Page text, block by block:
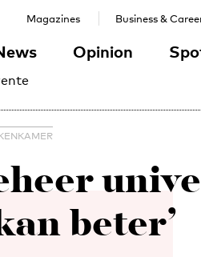
Opinion
Magazines Business &
beter’